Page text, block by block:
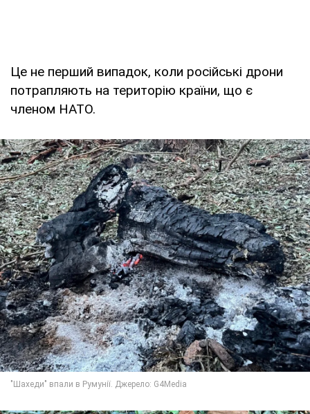
Це не перший випадок, коли російські дрони
потрапляють на територію країни, що є
членом НАТО.